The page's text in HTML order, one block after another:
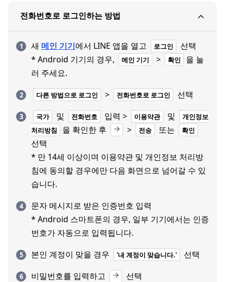
전화번호로 로그인하는 방법
새 메인 기기에서 LINE 앱을 열고 로그인
선택
* Android 기기의 경우,
메인 기기 > 확인
을 눌
러 주세요.
다른 방법으로 로그인 > 전화번호로 로그인 선택
국가 및 전화번호 입력 > 이용약관 및
개인정보
처리방침
을 확인한 후 > 전송 또는 확인
선택
* 만 14세 이상이며 이용약관 및 개인정보 처리방
침에 동의할 경우에만 다음 화면으로 넘어갈 수 있
습니다.
문자 메시지로 받은 인증번호 입력
* Android 스마트폰의 경우, 일부 기기에서는 인증
번호가 자동으로 입력됩니다.
본인 계정이 맞을 경우
'내 계정이 맞습니다.'
선택
비밀번호를 입력하고
선택